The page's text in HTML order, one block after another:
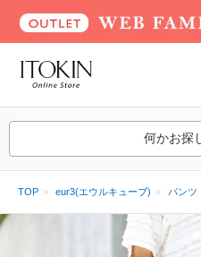
何かお探
TOP eur3(エウルキューブ) パンツ